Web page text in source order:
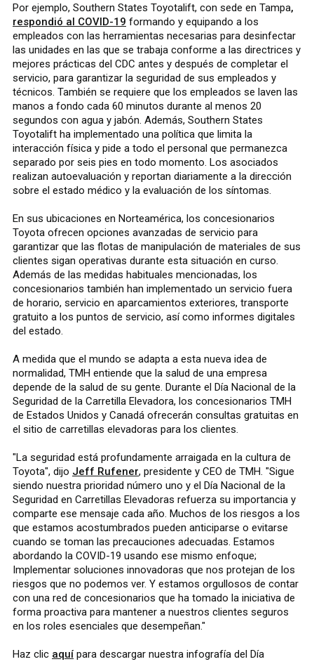
Por ejemplo, Southern States Toyotalift, con sede en Tampa,
respondió al COVID-19 formando y equipando a los
empleados con las herramientas necesarias para desinfectar
las unidades en las que se trabaja conforme a las directrices y
mejores prácticas del CDC antes y después de completar el
servicio, para garantizar la seguridad de sus empleados y
técnicos. También se requiere que los empleados se laven las
manos a fondo cada 60 minutos durante al menos 20
segundos con agua y jabón. Además, Southern States
Toyotalift ha implementado una política que limita la
interacción física y pide a todo el personal que permanezca
separado por seis pies en todo momento. Los asociados
realizan autoevaluación y reportan diariamente a la dirección
sobre el estado médico y la evaluación de los síntomas.
En sus ubicaciones en Norteamérica, los concesionarios
Toyota ofrecen opciones avanzadas de servicio para
garantizar que las flotas de manipulación de materiales de sus
clientes sigan operativas durante esta situación en curso.
Además de las medidas habituales mencionadas, los
concesionarios también han implementado un servicio fuera
de horario, servicio en aparcamientos exteriores, transporte
gratuito a los puntos de servicio, así como informes digitales
del estado.
A medida que el mundo se adapta a esta nueva idea de
normalidad, TMH entiende que la salud de una empresa
depende de la salud de su gente. Durante el Día Nacional de la
Seguridad de la Carretilla Elevadora, los concesionarios TMH
de Estados Unidos y Canadá ofrecerán consultas gratuitas en
el sitio de carretillas elevadoras para los clientes.
"La seguridad está profundamente arraigada en la cultura de
Toyota", dijo Jeff Rufener, presidente y CEO de TMH. "Sigue
siendo nuestra prioridad número uno y el Día Nacional de la
Seguridad en Carretillas Elevadoras refuerza su importancia y
comparte ese mensaje cada año. Muchos de los riesgos a los
que estamos acostumbrados pueden anticiparse o evitarse
cuando se toman las precauciones adecuadas. Estamos
abordando la COVID-19 usando ese mismo enfoque;
Implementar soluciones innovadoras que nos protejan de los
riesgos que no podemos ver. Y estamos orgullosos de contar
con una red de concesionarios que ha tomado la iniciativa de
forma proactiva para mantener a nuestros clientes seguros
en los roles esenciales que desempeñan."
Haz clic aquí para descargar nuestra infografía del Día